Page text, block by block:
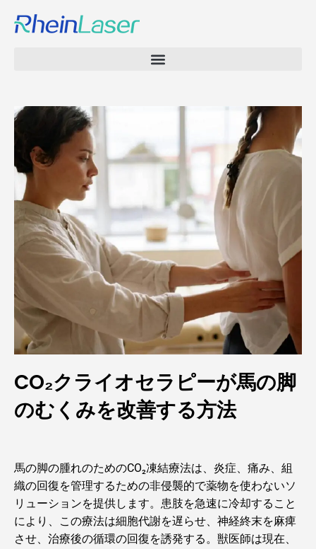
CO₂クライオセラピーが馬の脚
のむくみを改善する方法
馬の脚の腫れのためのCO₂凍結療法は、炎症、痛み、組
織の回復を管理するための非侵襲的で薬物を使わないソ
リューションを提供します。患肢を急速に冷却すること
により、この療法は細胞代謝を遅らせ、神経終末を麻痺
させ、治療後の循環の回復を誘発する。獣医師は現在、